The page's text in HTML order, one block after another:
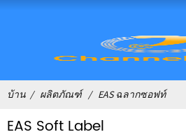
บ้าน ผลิตภัณฑ์ EAS ฉลากซอฟท์
EAS Soft Label